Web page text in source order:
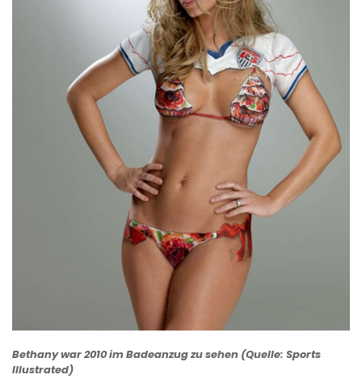
Bethany war 2010 im Badeanzug zu sehen (Quelle: Sports
Illustrated)